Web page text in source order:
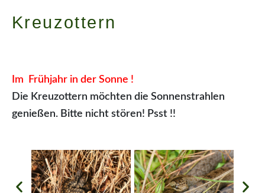
Kreuzottern
Im Frühjahr in der Sonne !
Die Kreuzottern möchten die Sonnenstrahlen
genießen. Bitte nicht stören! Psst !!